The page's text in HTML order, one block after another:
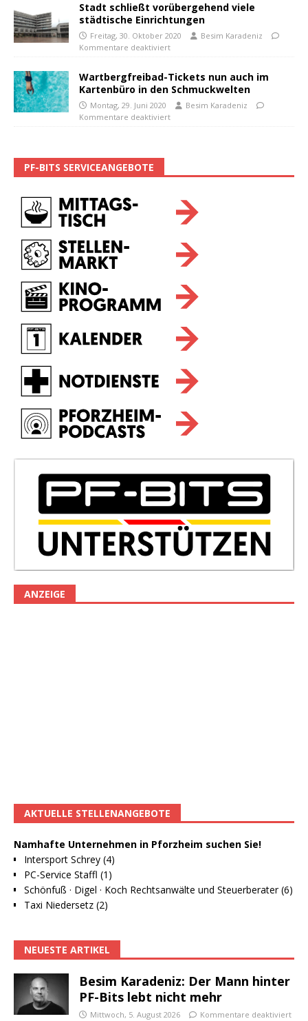
Stadt schließt vorübergehend viele
städtische Einrichtungen
Freitag, 30. Oktober 2020
Besim Karadeniz
Kommentare deaktiviert
Wartbergfreibad-Tickets nun auch im
Kartenbüro in den Schmuckwelten
Montag, 29. Juni 2020
Besim Karadeniz
Kommentare deaktiviert
PF-BITS SERVICEANGEBOTE
ANZEIGE
AKTUELLE STELLENANGEBOTE
Namhafte Unternehmen in Pforzheim suchen Sie!
Intersport Schrey (4)
PC-Service Staffl (1)
Schönfuß · Digel · Koch Rechtsanwälte und Steuerberater (6)
Taxi Niedersetz (2)
NEUESTE ARTIKEL
Besim Karadeniz: Der Mann hinter
PF-Bits lebt nicht mehr
Mittwoch, 5. August 2026 Kommentare deaktiviert